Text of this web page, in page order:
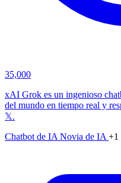
35,000
xAI Grok es un ingenioso
del mundo en tiempo real y
𝕏.
Chatbot de IA Novia de IA +1